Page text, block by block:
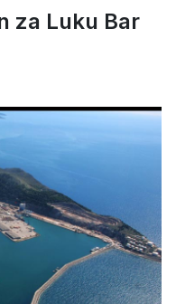
za Luku Bar